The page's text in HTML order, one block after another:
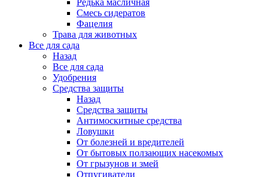
Редька масличная
Смесь сидератов
Фацелия
Трава для животных
Все для сада
Назад
Все для сада
Удобрения
Средства защиты
Назад
Средства защиты
Антимоскитные средства
Ловушки
От болезней и вредителей
От бытовых ползающих насекомых
От грызунов и змей
Отпугиватели